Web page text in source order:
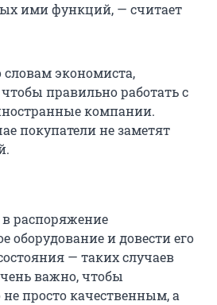
ими функций, — считает
экономиста,
правильно работать с
компании.
покупатели не заметят
распоряжение
оборудование и довести его
— таких случаев
важно, чтобы
просто качественным, а